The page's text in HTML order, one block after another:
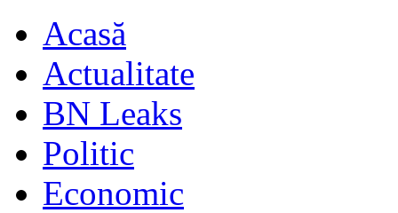
Acasă
Actualitate
BN Leaks
Politic
Economic